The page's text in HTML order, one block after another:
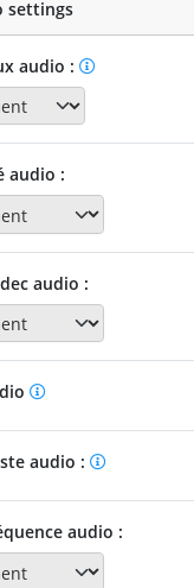
settings
audio :
audio :
audio :
audio :
audio :